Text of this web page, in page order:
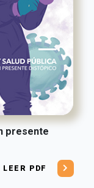
presente
LEER PDF